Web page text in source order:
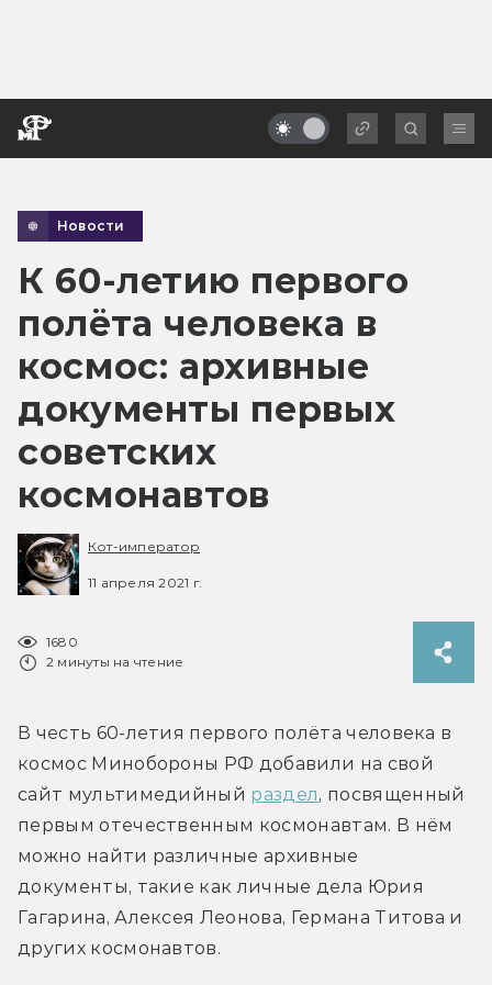
Новости
К 60-летию первого
полёта человека в
космос: архивные
документы первых
советских
космонавтов
Кот-император
11 апреля 2021 г.
1680
2 минуты на чтение
В честь 60-летия первого полёта человека в
космос Минобороны РФ добавили на свой
сайт мультимедийный раздел, посвященный
первым отечественным космонавтам. В нём
можно найти различные архивные
документы, такие как личные дела Юрия
Гагарина, Алексея Леонова, Германа Титова и
других космонавтов.